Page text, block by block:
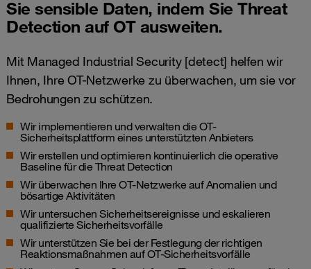
Sie sensible Daten, indem Sie Threat
Detection auf OT ausweiten.
Mit Managed Industrial Security [detect] helfen wir
Ihnen, Ihre OT-Netzwerke zu überwachen, um sie vor
Bedrohungen zu schützen.
Wir implementieren und verwalten die OT-
Sicherheitsplattform eines unterstützten Anbieters
Wir erstellen und optimieren kontinuierlich die operative
Baseline für die Threat Detection
Wir überwachen Ihre OT-Netzwerke auf Anomalien und
bösartige Aktivitäten
Wir untersuchen Sicherheitsereignisse und eskalieren
qualifizierte Sicherheitsvorfälle
Wir unterstützen Sie bei der Festlegung der richtigen
Reaktionsmaßnahmen auf OT-Sicherheitsvorfälle